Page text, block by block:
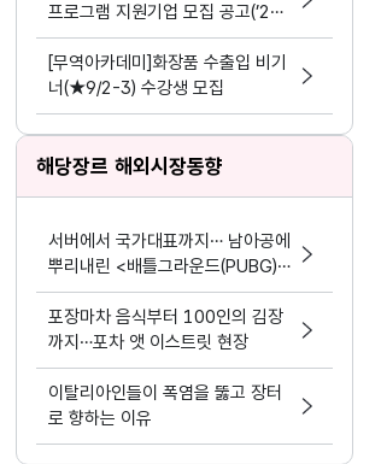
프로그램 지원기업 모집 공고(’24
~’25년 선정기업 대상)
[무역아카데미]화장품 수출입 비기
너(★9/2-3) 수강생 모집
해당장르 해외시장동향
서버에서 국가대표까지… 남아공에
뿌리내린 <배틀그라운드(PUBG)
모바일>
포장마차 음식부터 100인의 김장
까지…포차 앳 이스트릿 현장
이탈리아인들이 폭염을 뚫고 장터
로 향하는 이유